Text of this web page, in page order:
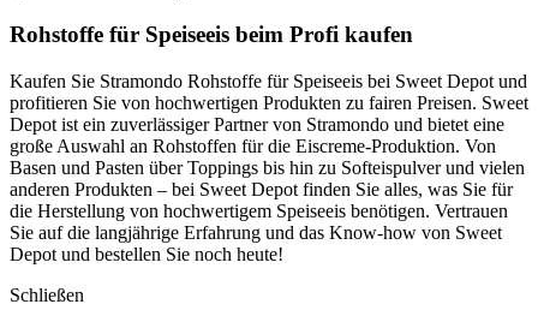
Rohstoffe für Speiseeis beim Profi kaufen
Kaufen Sie Stramondo Rohstoffe für Speiseeis bei Sweet Depot und
profitieren Sie von hochwertigen Produkten zu fairen Preisen. Sweet
Depot ist ein zuverlässiger Partner von Stramondo und bietet eine
große Auswahl an Rohstoffen für die Eiscreme-Produktion. Von
Basen und Pasten über Toppings bis hin zu Softeispulver und vielen
anderen Produkten – bei Sweet Depot finden Sie alles, was Sie für
die Herstellung von hochwertigem Speiseeis benötigen. Vertrauen
Sie auf die langjährige Erfahrung und das Know-how von Sweet
Depot und bestellen Sie noch heute!
Schließen